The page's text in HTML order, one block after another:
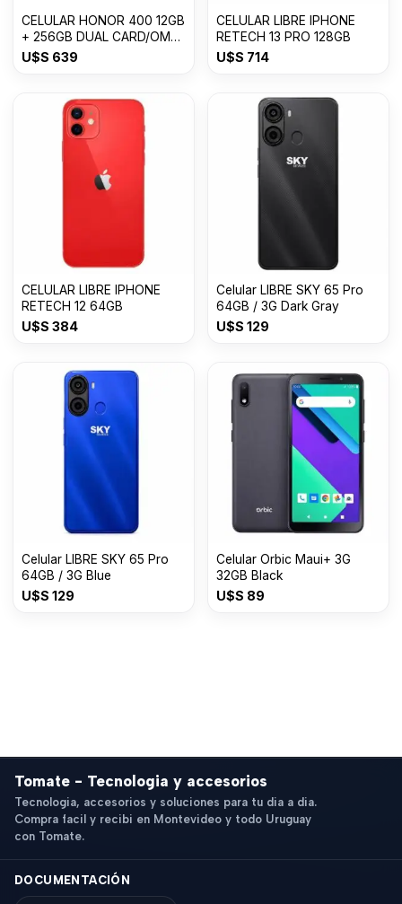
CELULAR HONOR 400 12GB
+ 256GB DUAL CARD/OM
USDESERT GOLD
U$S 639
CELULAR LIBRE IPHONE
RETECH 13 PRO 128GB
U$S 714
CELULAR LIBRE IPHONE
RETECH 12 64GB
U$S 384
Celular LIBRE SKY 65 Pro
64GB / 3G Dark Gray
U$S 129
Celular LIBRE SKY 65 Pro
64GB / 3G Blue
U$S 129
Celular Orbic Maui+ 3G
32GB Black
U$S 89
Tomate - Tecnologia y accesorios
Tecnologia, accesorios y soluciones para tu dia a dia.
Compra facil y recibi en Montevideo y todo Uruguay
con Tomate.
DOCUMENTACIÓN